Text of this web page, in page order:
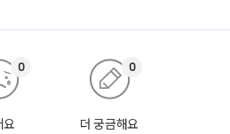
요
0
더 궁금해요
0